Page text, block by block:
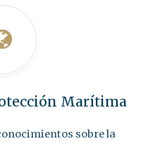
Marítima
sobre la